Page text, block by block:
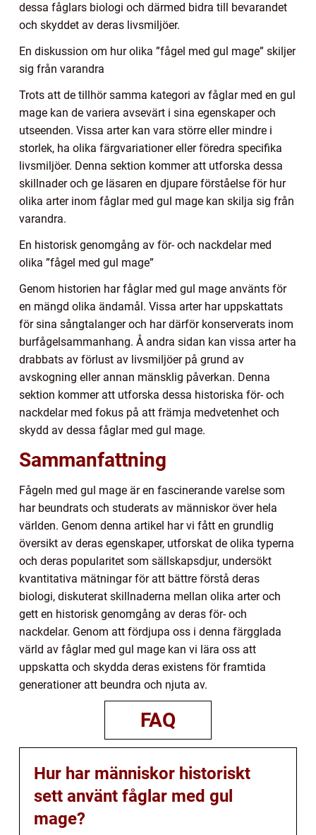
dessa fåglars biologi och därmed bidra till bevarandet
och skyddet av deras livsmiljöer.
En diskussion om hur olika ”fågel med gul mage” skiljer
sig från varandra
Trots att de tillhör samma kategori av fåglar med en gul
mage kan de variera avsevärt i sina egenskaper och
utseenden. Vissa arter kan vara större eller mindre i
storlek, ha olika färgvariationer eller föredra specifika
livsmiljöer. Denna sektion kommer att utforska dessa
skillnader och ge läsaren en djupare förståelse för hur
olika arter inom fåglar med gul mage kan skilja sig från
varandra.
En historisk genomgång av för- och nackdelar med
olika ”fågel med gul mage”
Genom historien har fåglar med gul mage använts för
en mängd olika ändamål. Vissa arter har uppskattats
för sina sångtalanger och har därför konserverats inom
burfågelsammanhang. Å andra sidan kan vissa arter ha
drabbats av förlust av livsmiljöer på grund av
avskogning eller annan mänsklig påverkan. Denna
sektion kommer att utforska dessa historiska för- och
nackdelar med fokus på att främja medvetenhet och
skydd av dessa fåglar med gul mage.
Sammanfattning
Fågeln med gul mage är en fascinerande varelse som
har beundrats och studerats av människor över hela
världen. Genom denna artikel har vi fått en grundlig
översikt av deras egenskaper, utforskat de olika typerna
och deras popularitet som sällskapsdjur, undersökt
kvantitativa mätningar för att bättre förstå deras
biologi, diskuterat skillnaderna mellan olika arter och
gett en historisk genomgång av deras för- och
nackdelar. Genom att fördjupa oss i denna färgglada
värld av fåglar med gul mage kan vi lära oss att
uppskatta och skydda deras existens för framtida
generationer att beundra och njuta av.
FAQ
Hur har människor historiskt
sett använt fåglar med gul
mage?